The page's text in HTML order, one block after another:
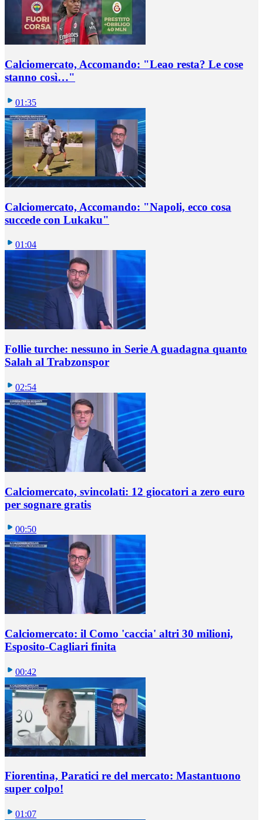
Calciomercato, Accomando: "Leao resta? Le cose
stanno così…"
01:35
Calciomercato, Accomando: "Napoli, ecco cosa
succede con Lukaku"
01:04
Follie turche: nessuno in Serie A guadagna quanto
Salah al Trabzonspor
02:54
Calciomercato, svincolati: 12 giocatori a zero euro
per sognare gratis
00:50
Calciomercato: il Como 'caccia' altri 30 milioni,
Esposito-Cagliari finita
00:42
Fiorentina, Paratici re del mercato: Mastantuono
super colpo!
01:07